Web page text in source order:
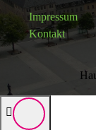
Impressum
Kontakt